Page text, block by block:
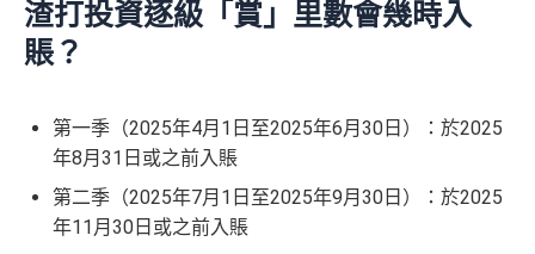
渣打投資逐級「賞」里數會幾時入
賬？
第一季（2025年4月1日至2025年6月30日）：於2025
年8月31日或之前入賬
第二季（2025年7月1日至2025年9月30日）：於2025
年11月30日或之前入賬